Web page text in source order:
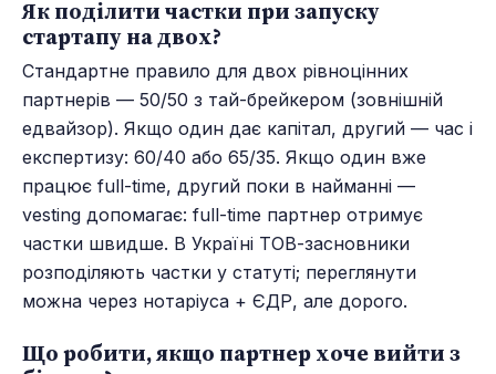
Як поділити частки при запуску
стартапу на двох?
Стандартне правило для двох рівноцінних
партнерів — 50/50 з тай-брейкером (зовнішній
едвайзор). Якщо один дає капітал, другий — час і
експертизу: 60/40 або 65/35. Якщо один вже
працює full-time, другий поки в найманні —
vesting допомагає: full-time партнер отримує
частки швидше. В Україні ТОВ-засновники
розподіляють частки у статуті; переглянути
можна через нотаріуса + ЄДР, але дорого.
Що робити, якщо партнер хоче вийти з